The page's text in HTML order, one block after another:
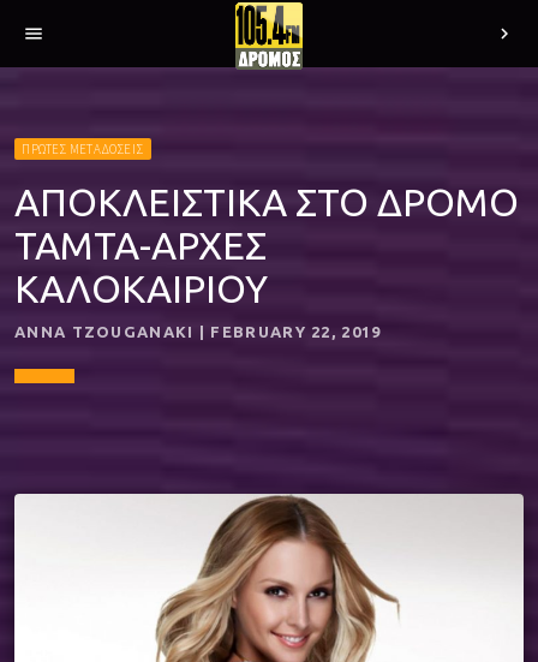
menu chevron_right
ΠΡΩΤΕΣ ΜΕΤΑΔΟΣΕΙΣ
ΑΠΟΚΛΕΙΣΤΙΚΑ ΣΤΟ ΔΡΟΜΟ
ΤΑΜΤΑ-ΑΡΧΕΣ
ΚΑΛΟΚΑΙΡΙΟΥ
ANNA TZOUGANAKI | FEBRUARY 22, 2019